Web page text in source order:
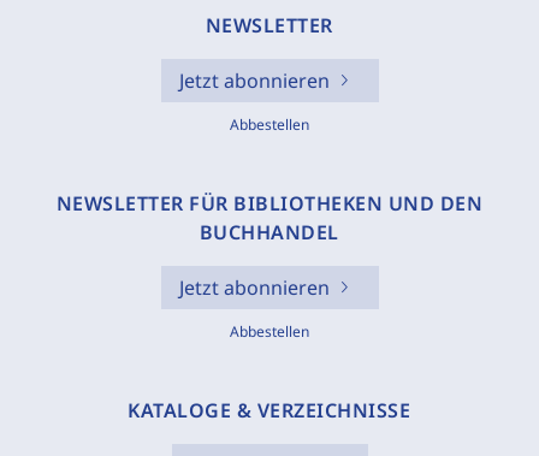
NEWSLETTER
Jetzt abonnieren
Abbestellen
NEWSLETTER FÜR BIBLIOTHEKEN UND DEN
BUCHHANDEL
Jetzt abonnieren
Abbestellen
KATALOGE & VERZEICHNISSE